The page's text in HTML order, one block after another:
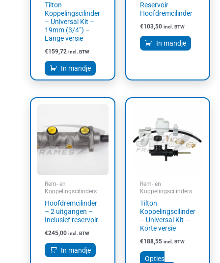
Tilton
Koppelingscilinder
– Universal Kit –
19mm (3/4”) –
Lange versie
€159,72 incl. BTW
In mandje
Reservoir
Hoofdremcilinder
€103,50 incl. BTW
In mandje
Rem- en
Koppelingscilinders
Hoofdremcilinder
– 2 uitgangen –
Inclusief reservoir
€245,00 incl. BTW
In mandje
Rem- en
Koppelingscilinders
Tilton
Koppelingscilinder
– Universal Kit –
Korte versie
€188,55 incl. BTW
Opties
heeft
meerdere
variaties.
Deze
gekozen
op
de